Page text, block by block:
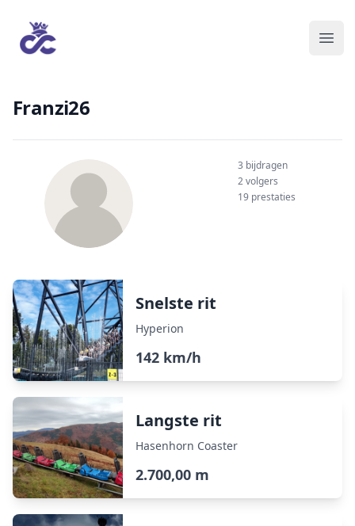
Franzi26
3 bijdragen
2 volgers
19 prestaties
Snelste rit
Hyperion
142 km/h
Langste rit
Hasenhorn Coaster
2.700,00 m